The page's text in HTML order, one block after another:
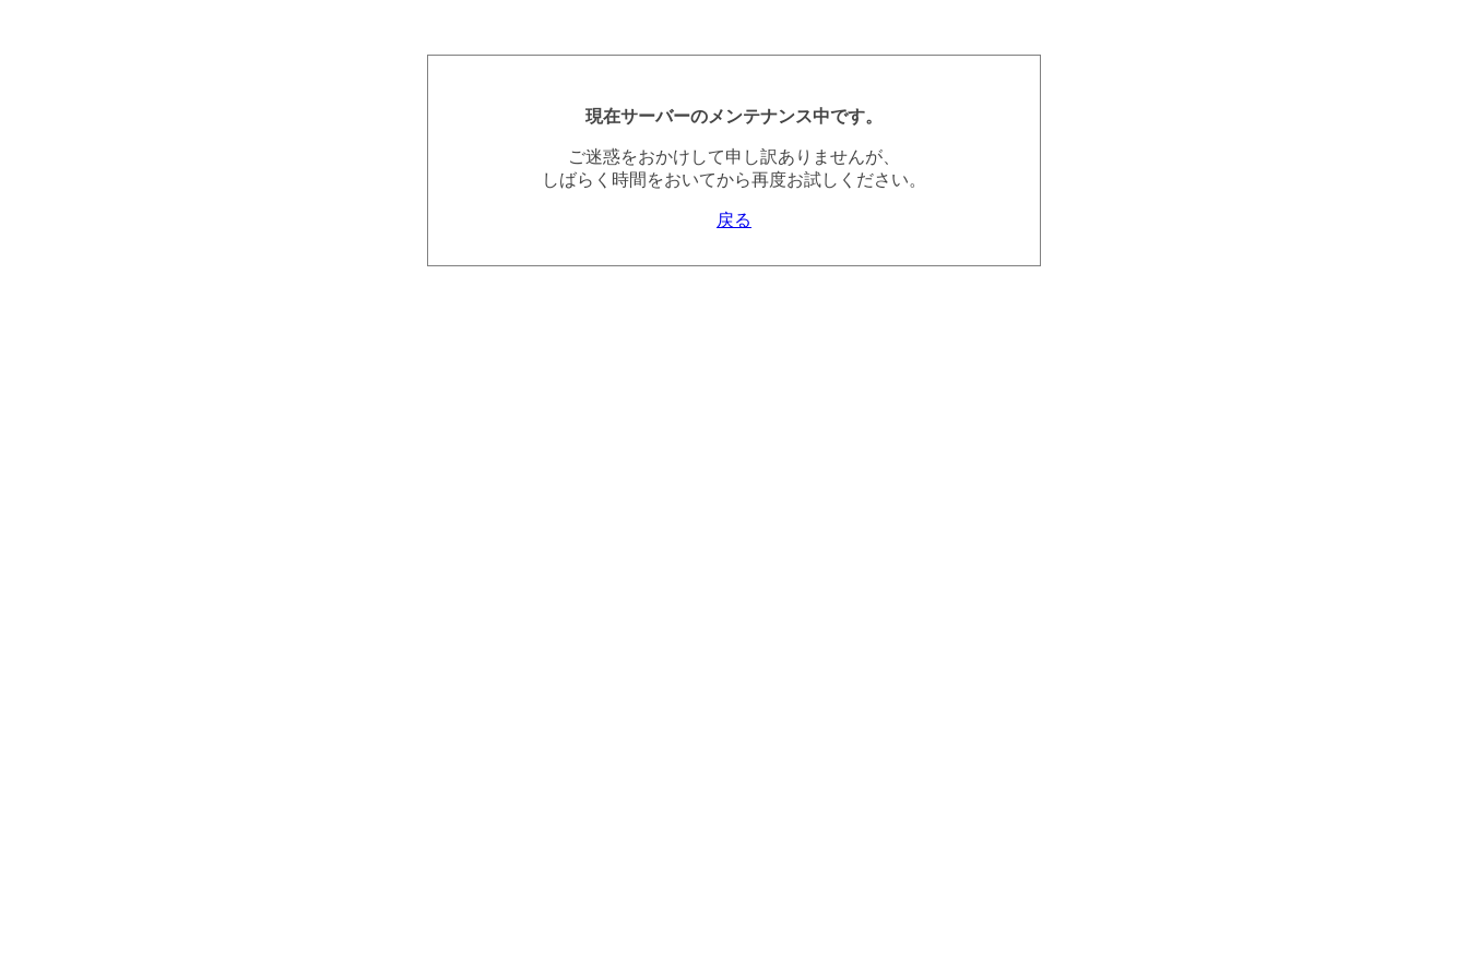
現在サーバーのメンテナンス中です。
ご迷惑をおかけして申し訳ありませんが、
しばらく時間をおいてから再度お試しください。
戻る